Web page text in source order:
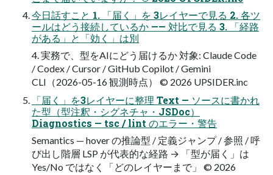
今日話すこと 1. 「届く」を 3レイヤーで見る 2. 各ツ
ールはどう接続しているか —— 対比で見る 3. 「経路
がある」と「効く」は別
4. 実務で、型をAIにどう届けるか 対象: Claude Code
/ Codex / Cursor / GitHub Copilot / Gemini
CLI（2026-05-16 観測時点） © 2026 UPSIDER.inc
「届く」を3レイヤーに整理 Text — ソースに書かれ
た型（型注釈・シグネチャ・JSDoc）
Diagnostics — tsc / lint のエラー・警告
Semantics — hover の推論型 / 定義ジャンプ / 参照 / 呼
び出し階層 LSP が代表的な経路 → 「型が届く」は
Yes/No ではなく「どのレイヤーまで」 © 2026